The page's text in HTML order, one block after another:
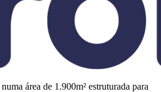
área de 1.900m² estruturada para